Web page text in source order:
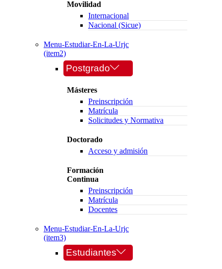
Movilidad
Internacional
Nacional (Sicue)
Menu-Estudiar-En-La-Urjc
(item2)
Postgrado
Másteres
Preinscripción
Matrícula
Solicitudes y Normativa
Doctorado
Acceso y admisión
Formación
Continua
Preinscripción
Matrícula
Docentes
Menu-Estudiar-En-La-Urjc
(item3)
Estudiantes